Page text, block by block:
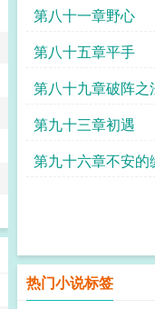
第八十一章野心
第八十五章平手
第八十九章破阵之
第九十三章初遇
第九十六章不安的
热门小说标签